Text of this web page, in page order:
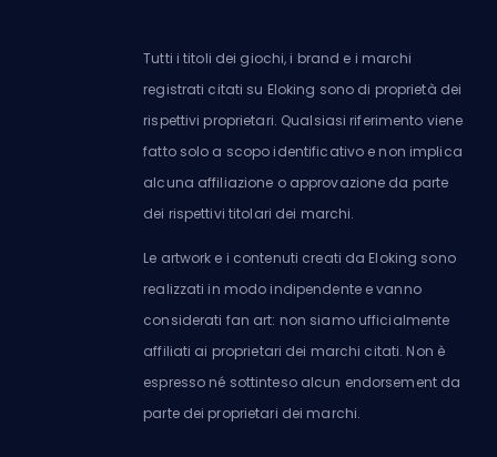
Tutti i titoli dei giochi, i brand e i marchi
registrati citati su Eloking sono di proprietà dei
rispettivi proprietari. Qualsiasi riferimento viene
fatto solo a scopo identificativo e non implica
alcuna affiliazione o approvazione da parte
dei rispettivi titolari dei marchi.
Le artwork e i contenuti creati da Eloking sono
realizzati in modo indipendente e vanno
considerati fan art: non siamo ufficialmente
affiliati ai proprietari dei marchi citati. Non è
espresso né sottinteso alcun endorsement da
parte dei proprietari dei marchi.